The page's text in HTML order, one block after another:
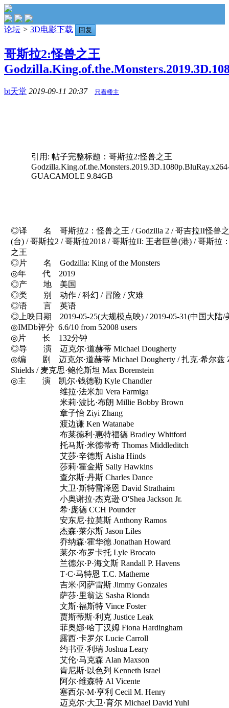
论坛 > 3D电影下载 回复
哥斯拉2:怪兽之王
bt天堂 2019-09-11 20:37 只看楼主
引用: 帖子完整标题：哥斯拉2:怪兽之王
GUACAMOLE 9.84GB
◎译 名 哥斯拉2：怪兽之王 / Godzilla 2 / 哥吉拉II怪兽
(台) / 哥斯拉2 / 哥斯拉2018 / 哥斯拉II: 王者巨兽(港) / 哥斯拉
之王
◎片 名 Godzilla: King of the Monsters
◎年 代 2019
◎产 地 美国
◎类 别 动作 / 科幻 / 冒险 / 灾难
◎语 言 英语
◎上映日期 2019-05-25(大规模点映) / 2019-05-31(中国大陆/
◎IMDb评分 6.6/10 from 52008 users
◎片 长 132分钟
◎导 演 迈克尔·道赫蒂 Michael Dougherty
◎编 剧 迈克尔·道赫蒂 Michael Dougherty / 扎克·希尔兹
Shields / 麦克思·鲍伦斯坦 Max Borenstein
◎主 演 凯尔·钱德勒 Kyle Chandler
维拉·法米加 Vera Farmiga
米莉·波比·布朗 Millie Bobby Brown
章子怡 Ziyi Zhang
渡边谦 Ken Watanabe
布莱德利·惠特福德 Bradley Whitford
托马斯·米德蒂奇 Thomas Middleditch
艾莎·辛德斯 Aisha Hinds
莎莉·霍金斯 Sally Hawkins
查尔斯·丹斯 Charles Dance
大卫·斯特雷泽恩 David Strathairn
小奥谢拉·杰克逊 O'Shea Jackson Jr.
希·庞德 CCH Pounder
安东尼·拉莫斯 Anthony Ramos
杰森·莱尔斯 Jason Liles
乔纳森·霍华德 Jonathan Howard
莱尔·布罗卡托 Lyle Brocato
兰德尔·P·海文斯 Randall P. Havens
T·C·马特恩 T.C. Matherne
吉米·冈萨雷斯 Jimmy Gonzales
萨莎·里翁达 Sasha Rionda
文斯·福斯特 Vince Foster
贾斯蒂斯·利克 Justice Leak
菲奥娜·哈丁汉姆 Fiona Hardingham
露西·卡罗尔 Lucie Carroll
约书亚·利瑞 Joshua Leary
艾伦·马克森 Alan Maxson
肯尼斯·以色列 Kenneth Israel
阿尔·维森特 Al Vicente
塞西尔·M·亨利 Cecil M. Henry
迈克尔·大卫·育尔 Michael David Yuhl